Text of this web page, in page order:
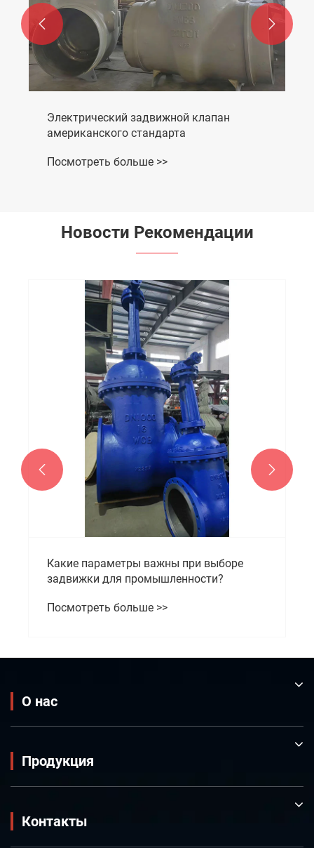
Электрический задвижной клапан
американского стандарта
Посмотреть больше >>
 
Новости Рекомендации
Какие параметры важны при выборе
задвижки для промышленности?
Посмотреть больше >>
 
О нас
Продукция
Контакты